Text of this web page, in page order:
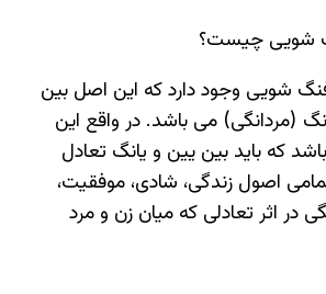
شویی چیست؟
شویی وجود دارد که این اصل بین
(مردانگی) می باشد. در واقع این
که باید بین یین و یانگ تعادل
تمامی اصول زندگی، شادی، موفقیت،
اثر تعادلی که میان زن و مرد